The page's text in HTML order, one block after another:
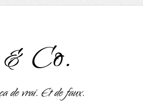
Co.
de vrai. Et de faux.